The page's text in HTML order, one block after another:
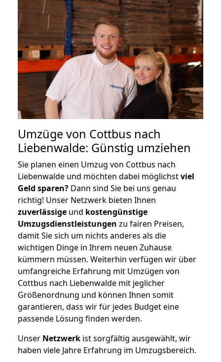
Umzüge von Cottbus nach
Liebenwalde: Günstig umziehen
Sie planen einen Umzug von Cottbus nach
Liebenwalde und möchten dabei möglichstviel
Geld sparen? Dann sind Sie bei uns genau
richtig! Unser Netzwerk bieten Ihnen
zuverlässige und kostengünstige
Umzugsdienstleistungen zu fairen Preisen,
damit Sie sich um nichts anderes als die
wichtigen Dinge in Ihrem neuen Zuhause
kümmern müssen. Weiterhin verfügen wir über
umfangreiche Erfahrung mit Umzügen von
Cottbus nach Liebenwalde mit jeglicher
Größenordnung und können Ihnen somit
garantieren, dass wir für jedes Budget eine
passende Lösung finden werden.
Unser Netzwerk ist sorgfältig ausgewählt, wir
haben viele Jahre Erfahrung im Umzugsbereich.